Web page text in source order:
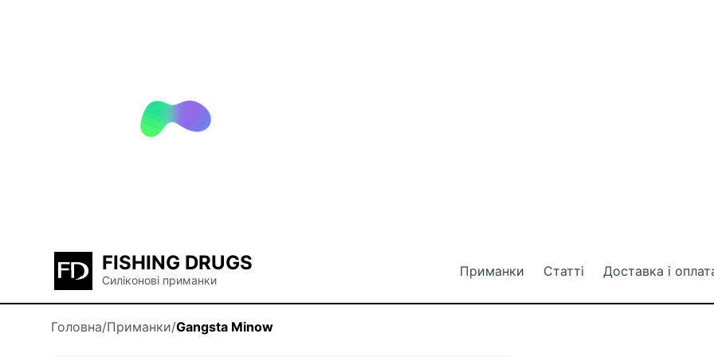
FISHING DRUGS
Силіконові приманки
Приманки Статті Доставка і
Головна/Приманки/Gangsta Minow